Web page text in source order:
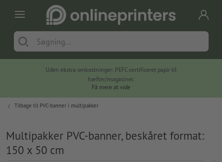
Uden ekstra omkostninger: PEFC-certificeret papir til
hæfter/magasiner.
Få mere at vide
Tilbage til PVC-banner i multipakker
Multipakker PVC-banner, beskåret format:
150 x 50 cm